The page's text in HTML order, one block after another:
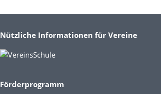
Nützliche Informationen für Vereine
Förderprogramm